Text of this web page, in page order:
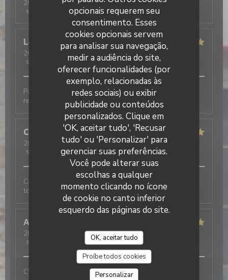
opcionais requerem seu
consentimento. Esses
cookies opcionais servem
para analisar sua navegação,
medir a audiência do site,
oferecer funcionalidades (por
exemplo, relacionadas às
redes sociais) ou exibir
publicidade ou conteúdos
personalizados. Clique em
'OK, aceitar tudo', 'Recusar
tudo' ou 'Personalizar' para
gerenciar suas preferências.
Você pode alterar suas
escolhas a qualquer
momento clicando no ícone
de cookie no canto inferior
esquerdo das páginas do site.
OK, aceitar tudo
Proíbe todos cookies
Personalizar
2026-08-06 - 20:00 - guests 2
service
ambience:5/5 menu:5/5 quality_price
Laurence
2026-08-05 - 12:30 - guests 2
service
ambience: 5/5 menu: 5/5 quality_price
Parfait. 2ème fois en 5 jours car de passage. Je
recommande.
Camille
2026-08-04 - 19:00 - guests 3
service
/5 ambience: 5/5 menu:5/5 quality_price
Ce n’est pas la première fois que je viens et je suis
toujours très contente!
Annie
2026-07-30
- 20:45 - guests 4
service
ambience:5/5 menu:5/5
C'était parfait, comme d'habitude